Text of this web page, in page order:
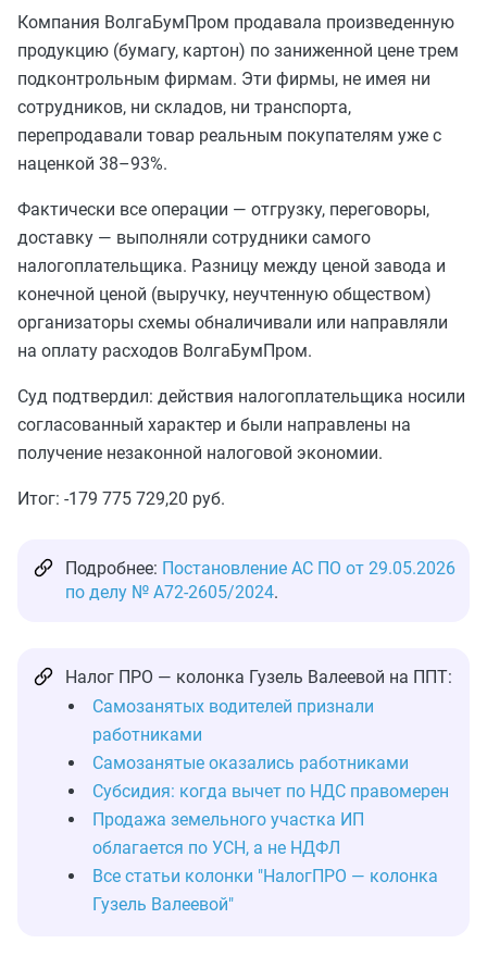
Компания ВолгаБумПром продавала произведенную
продукцию (бумагу, картон) по заниженной цене трем
подконтрольным фирмам. Эти фирмы, не имея ни
сотрудников, ни складов, ни транспорта,
перепродавали товар реальным покупателям уже с
наценкой 38–93%.
Фактически все операции — отгрузку, переговоры,
доставку — выполняли сотрудники самого
налогоплательщика. Разницу между ценой завода и
конечной ценой (выручку, неучтенную обществом)
организаторы схемы обналичивали или направляли
на оплату расходов ВолгаБумПром.
Суд подтвердил: действия налогоплательщика носили
согласованный характер и были направлены на
получение незаконной налоговой экономии.
Итог: -179 775 729,20 руб.
Подробнее: Постановление АС ПО от 29.05.2026
по делу № А72-2605/2024.
Налог ПРО — колонка Гузель Валеевой на ППТ:
Самозанятых водителей признали
работниками
Самозанятые оказались работниками
Субсидия: когда вычет по НДС правомерен
Продажа земельного участка ИП
облагается по УСН, а не НДФЛ
Все статьи колонки "НалогПРО — колонка
Гузель Валеевой"